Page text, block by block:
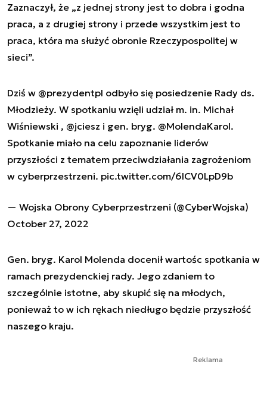
Zaznaczył, że „z jednej strony jest to dobra i godna
praca, a z drugiej strony i przede wszystkim jest to
praca, która ma służyć obronie Rzeczypospolitej w
sieci”.
Dziś w @prezydentpl odbyło się posiedzenie Rady ds.
Młodzieży. W spotkaniu wzięli udział m. in. Michał
Wiśniewski , @jciesz i gen. bryg. @MolendaKarol.
Spotkanie miało na celu zapoznanie liderów
przyszłości z tematem przeciwdziałania zagrożeniom
w cyberprzestrzeni. pic.twitter.com/6ICV0LpD9b
— Wojska Obrony Cyberprzestrzeni (@CyberWojska)
October 27, 2022
Gen. bryg. Karol Molenda docenił wartośc spotkania w
ramach prezydenckiej rady. Jego zdaniem to
szczególnie istotne, aby skupić się na młodych,
ponieważ to w ich rękach niedługo będzie przyszłość
naszego kraju.
Reklama